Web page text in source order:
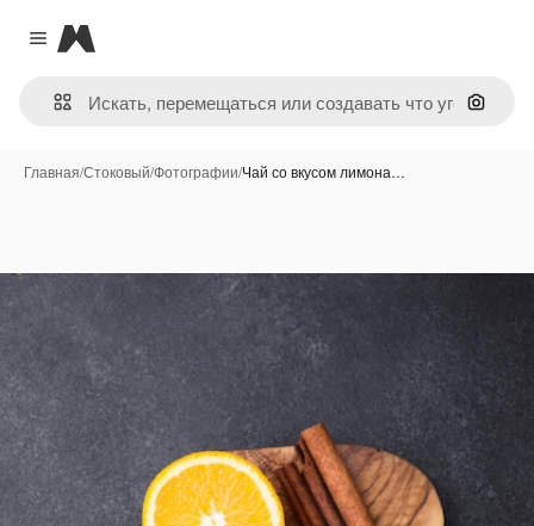
Close menu
Magnific
Поиск
Главная/Стоковый/Фотографии/Чай со вкусом лимона…